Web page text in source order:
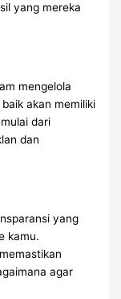
yang mereka
mengelola
akan memiliki
dari
dan
yang
kamu.
agar